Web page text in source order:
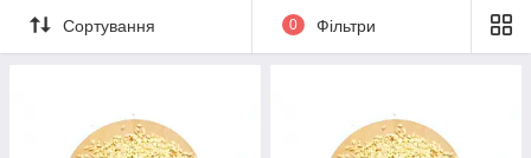
Сортування 0 Фільтри